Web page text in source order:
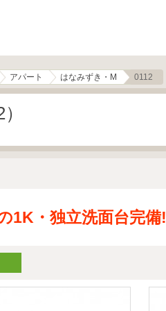
アパート はなみずき・M 0112
1K・独立洗面台完備!